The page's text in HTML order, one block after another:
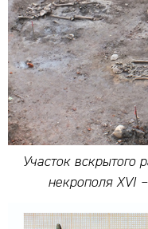
Участок вскрытого
некрополя XVI